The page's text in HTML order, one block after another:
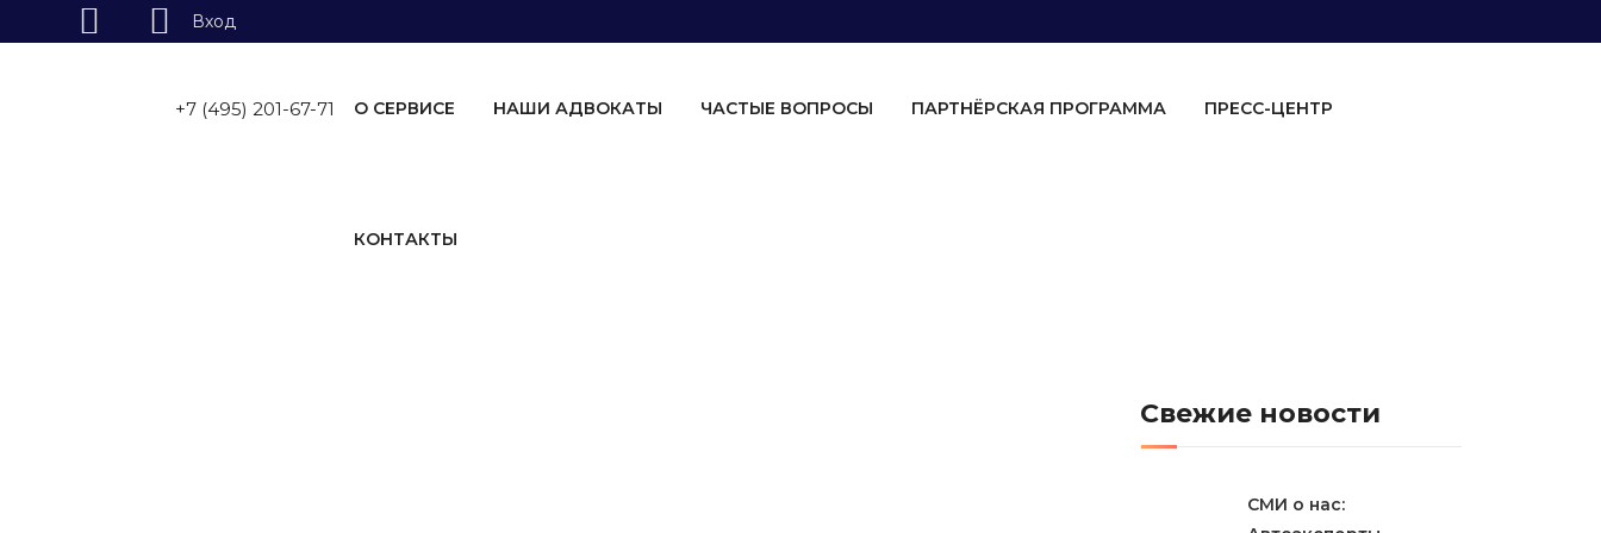
+7 (495) 201-67-71 О СЕРВИСЕ НАШИ АДВОКАТЫ ЧАСТЫЕ ВОПРОСЫ ПАРТНЁРСКАЯ ПРОГРАММА ПРЕСС-ЦЕНТР
КОНТАКТЫ
Свежие новости
СМИ о нас:
Вход